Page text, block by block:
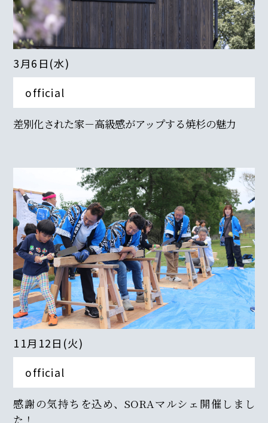
3月6日(水)
official
差別化された家－高級感がアップする焼杉の魅力
11月12日(火)
official
感謝の気持ちを込め、SORAマルシェ開催しまし
た！